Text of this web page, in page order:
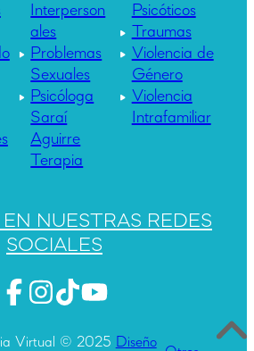
Interperson
ales
Problemas
Sexuales
Psicóloga
Saraí
Aguirre
Terapia
Psicóticos
Traumas
Violencia de
Género
Violencia
Intrafamiliar
NUESTRAS REDES
SOCIALES
Virtual © 2025 Diseño